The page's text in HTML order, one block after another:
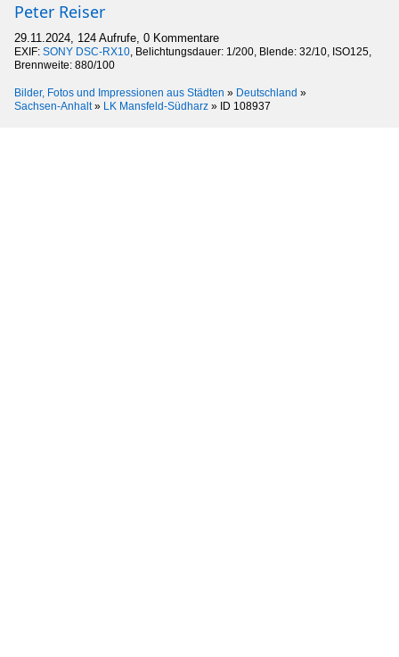
Peter Reiser
29.11.2024, 124 Aufrufe, 0 Kommentare
EXIF: SONY DSC-RX10, Belichtungsdauer: 1/200, Blende: 32/10, ISO125,
Brennweite: 880/100
Bilder, Fotos und Impressionen aus Städten » Deutschland »
Sachsen-Anhalt» LK Mansfeld-Südharz » ID 108937